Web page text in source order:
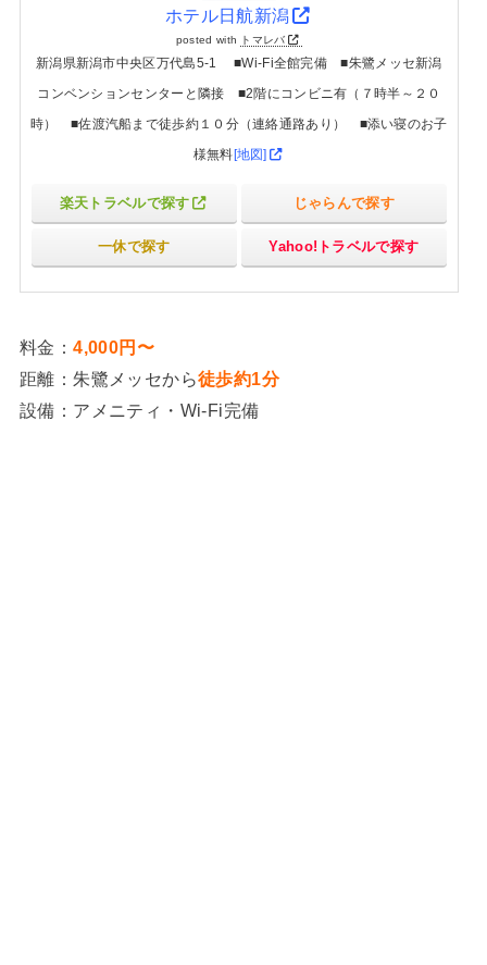
ホテル日航新潟
posted with トマレバ
新潟県新潟市中央区万代島5-1 ■Wi-Fi全館完備 ■朱鷺メッセ新潟
コンベンションセンターと隣接 ■2階にコンビニ有（７時半～２０
時） ■佐渡汽船まで徒歩約１０分（連絡通路あり） ■添い寝のお子
様無料 [地図]
楽天トラベルで探す じゃらんで探す
一休で探す Yahoo!トラベルで探す
料金：4,000円〜
距離：朱鷺メッセから徒歩約1分
設備：アメニティ・Wi-Fi完備